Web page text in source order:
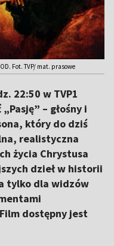
Fot. TVP/ mat. prasowe
22:50 w TVP1
– głośny i
który do dziś
realistyczna
życia Chrystusa
dzieł w historii
tylko dla widzów
dostępny jest